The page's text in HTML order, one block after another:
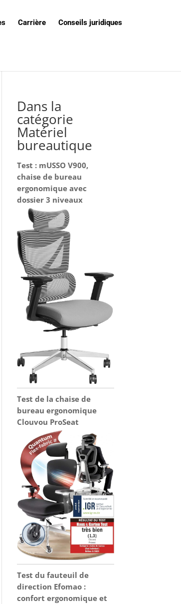
Carrière Conseils juridiques
Dans la
catégorie
Matériel
bureautique
Test : mUSSO V900,
chaise de bureau
ergonomique avec
dossier 3 niveaux
Test de la chaise de
bureau ergonomique
Clouvou ProSeat
Test du fauteuil de
direction Efomao :
confort ergonomique et